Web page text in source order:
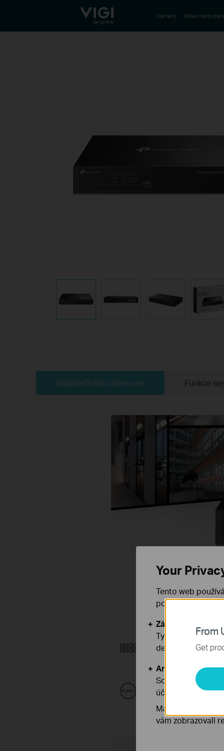
TP-Link, Reliably Smart Kamery Video rekordéry
Nejdůležitější informace Funkce
8kanálový
živý náhled
Inteligentní kódování
videa
From
Get
Your
Tento web
používáním
Základní cookies
Tyto cookies jsou
deaktivovat.
Analytické a
Soubory cookie
účelem zlepšení
Marketingové
vám zobrazovali